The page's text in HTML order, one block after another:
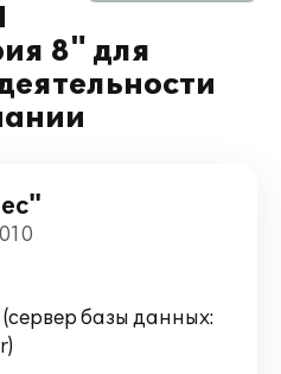
8" для
базы данных: